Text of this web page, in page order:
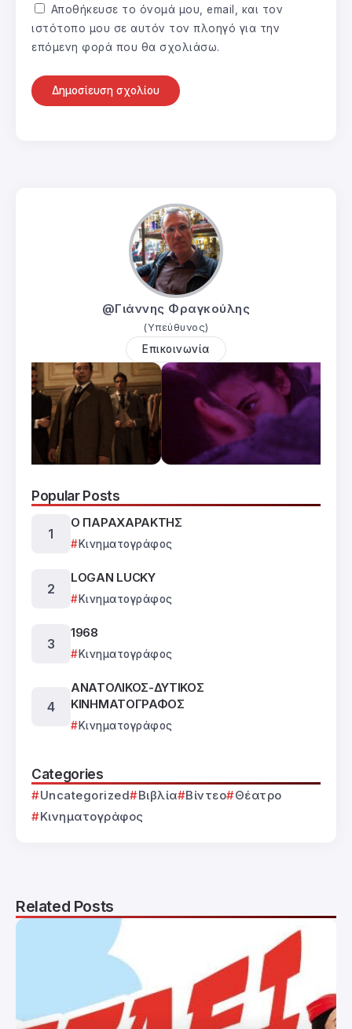
Αποθήκευσε το όνομά μου, email, και τον
ιστότοπο μου σε αυτόν τον πλοηγό για την
επόμενη φορά που θα σχολιάσω.
@Γιάννης Φραγκούλης
(Υπεύθυνος)
Επικοινωνία
Popular Posts
Ο ΠΑΡΑΧΑΡΑΚΤΗΣ
Κινηματογράφος
LOGAN LUCKY
Κινηματογράφος
1968
Κινηματογράφος
ΑΝΑΤΟΛΙΚΟΣ-ΔΥΤΙΚΟΣ
ΚΙΝΗΜΑΤΟΓΡΑΦΟΣ
Κινηματογράφος
Categories
Uncategorized Βιβλία Βίντεο
Θέατρο
Κινηματογράφος
Related Posts